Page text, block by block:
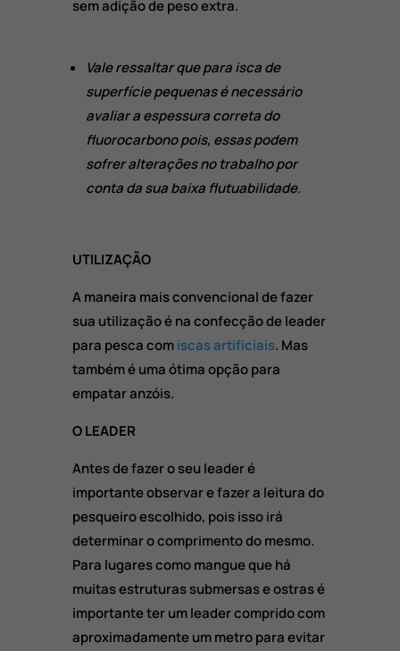
sem adição de peso extra.
Vale ressaltar que para isca de
superfície pequenas é necessário
avaliar a espessura correta do
fluorocarbono pois, essas podem
sofrer alterações no trabalho por
conta da sua baixa flutuabilidade.
UTILIZAÇÃO
A maneira mais convencional de fazer
sua utilização é na confecção de leader
para pesca comiscas artificiais. Mas
também é uma ótima opção para
empatar anzóis.
O LEADER
Antes de fazer o seu leader é
importante observar e fazer a leitura do
pesqueiro escolhido, pois isso irá
determinar o comprimento do mesmo.
Para lugares como mangue que há
muitas estruturas submersas e ostras é
importante ter um leader comprido com
aproximadamente um metro para evitar